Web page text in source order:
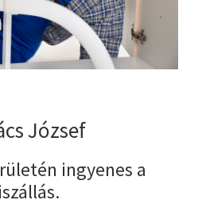
József
ingyenes a